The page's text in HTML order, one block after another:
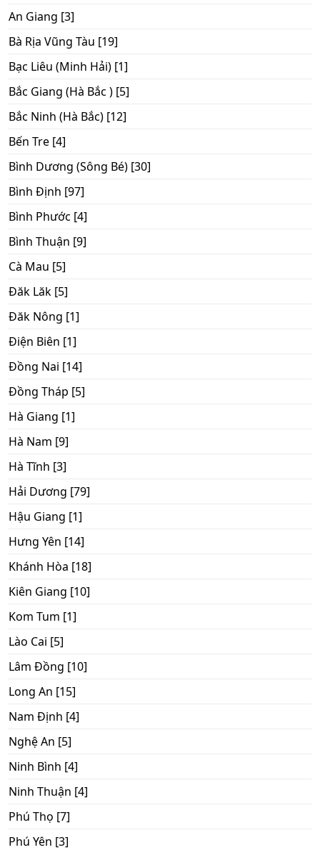
An Giang [3]
Bà Rịa Vũng Tàu [19]
Bạc Liêu (Minh Hải) [1]
Bắc Giang (Hà Bắc ) [5]
Bắc Ninh (Hà Bắc) [12]
Bến Tre [4]
Bình Dương (Sông Bé) [30]
Bình Định [97]
Bình Phước [4]
Bình Thuận [9]
Cà Mau [5]
Đăk Lăk [5]
Đăk Nông [1]
Điện Biên [1]
Đồng Nai [14]
Đồng Tháp [5]
Hà Giang [1]
Hà Nam [9]
Hà Tĩnh [3]
Hải Dương [79]
Hậu Giang [1]
Hưng Yên [14]
Khánh Hòa [18]
Kiên Giang [10]
Kom Tum [1]
Lào Cai [5]
Lâm Đồng [10]
Long An [15]
Nam Định [4]
Nghệ An [5]
Ninh Bình [4]
Ninh Thuận [4]
Phú Thọ [7]
Phú Yên [3]